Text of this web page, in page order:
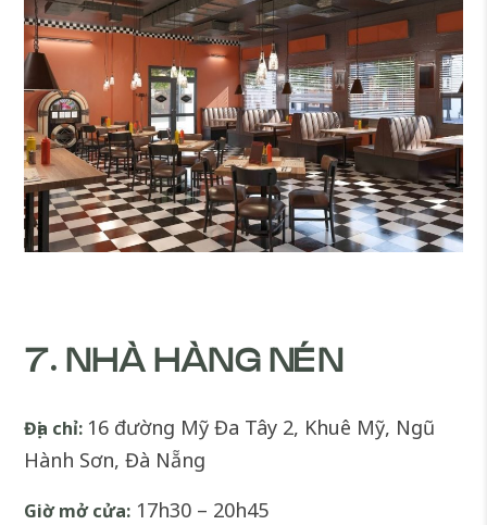
7. NHÀ HÀNG NÉN
Địa chỉ: 16 đường Mỹ Đa Tây 2, Khuê Mỹ, Ngũ
Hành Sơn, Đà Nẵng
Giờ mở cửa: 17h30 – 20h45